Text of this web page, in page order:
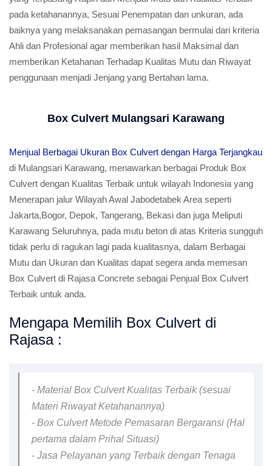
pada ketahanannya, Sesuai Penempatan dan unkuran, ada
baiknya yang melaksanakan pemasangan bermulai dari kriteria
Ahli dan Profesional agar memberikan hasil Maksimal dan
memberikan Ketahanan Terhadap Kualitas Mutu dan Riwayat
penggunaan menjadi Jenjang yang Bertahan lama.
Box Culvert Mulangsari Karawang
Menjual Berbagai Ukuran Box Culvert dengan Harga Terjangkau
di Mulangsari Karawang, menawarkan berbagai Produk Box
Culvert dengan Kualitas Terbaik untuk wilayah Indonesia yang
Menerapan jalur Wilayah Awal Jabodetabek Area seperti
Jakarta,Bogor, Depok, Tangerang, Bekasi dan juga Meliputi
Karawang Seluruhnya, pada mutu beton di atas Kriteria sungguh
tidak perlu di ragukan lagi pada kualitasnya, dalam Berbagai
Mutu dan Ukuran dan Kualitas dapat segera anda memesan
Box Culvert di Rajasa Concrete sebagai Penjual Box Culvert
Terbaik untuk anda.
Mengapa Memilih Box Culvert di
Rajasa :
- Material Box Culvert Kualitas Terbaik (sesuai
Materi Riwayat Ketahanannya)
- Box Culvert Metode Pemasaran Bergaransi (Hal
pertama dalam Prihal Situasi)
- Jasa Pelayanan yang Terbaik dengan Tenaga